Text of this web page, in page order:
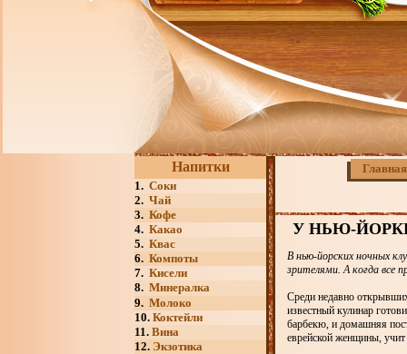
Напитки
1. Соки
2. Чай
3. Кофе
4. Какао
5. Квас
6. Компоты
7. Кисели
8. Минералка
9. Молоко
10. Коктейли
11. Вина
12. Экзотика
Главная
У НЬЮ-
В нью-йорских ночных
зрителями. А когда все
Среди недавно
известный кулинар
барбекю, и домашняя
еврейской женщины,